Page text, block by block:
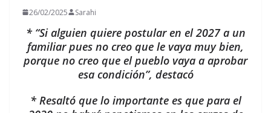
26/02/2025 Sarahi
* “Si alguien quiere postular en el 2027 a un
familiar pues no creo que le vaya muy bien,
porque no creo que el pueblo vaya a aprobar
esa condición”, destacó
* Resaltó que lo importante es que para el